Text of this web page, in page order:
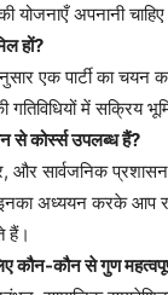
योजनाएँ अपनानी
हों?
एक पार्टी का चयन
गतिविधियों में सक्रिय
से कोर्स्स उपलब्ध हैं?
और सार्वजनिक
अध्ययन करके आप
हैं।
कौन-कौन से गुण